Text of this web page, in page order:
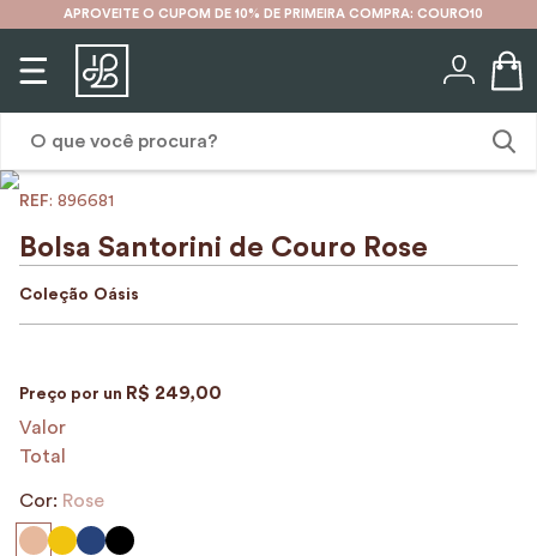
APROVEITE O CUPOM DE 10% DE PRIMEIRA COMPRA: COURO10
: 896681
Bolsa Santorini de Couro Rose
Coleção Oásis
Preço por un R$ 249,00
Valor
Total
Cor: Rose
1º
karina
5º
bolsa
8º
carteira